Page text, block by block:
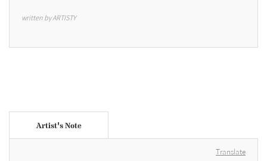
written by ARTISTY
Artist's Note
Translate